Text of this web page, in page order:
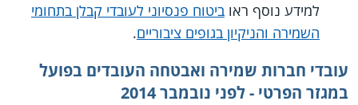
למידע נוסף ראו ביטוח פנסיוני לעובדי קבלן בתחומי
השמירה והניקיון בגופים ציבוריים.
עובדי חברות שמירה ואבטחה העובדים בפועל
במגזר הפרטי - לפני נובמבר 2014